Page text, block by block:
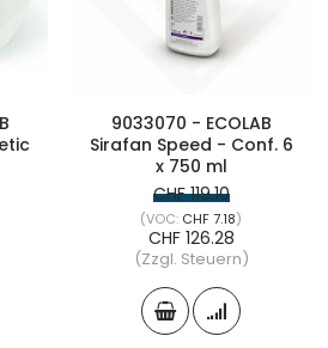
9033070 - ECOLAB
Sirafan Speed - Conf. 6
x 750 ml
CHF 119.10
CHF 7.18
CHF 126.28
(Zzgl. Steuern)